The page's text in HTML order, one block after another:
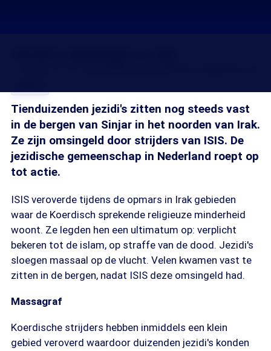
Tienduizenden jezidi's zitten nog steeds vast
in de bergen van Sinjar in het noorden van Irak.
Ze zijn omsingeld door strijders van ISIS. De
jezidische gemeenschap in Nederland roept op
tot actie.
ISIS veroverde tijdens de opmars in Irak gebieden
waar de Koerdisch sprekende religieuze minderheid
woont. Ze legden hen een ultimatum op: verplicht
bekeren tot de islam, op straffe van de dood. Jezidi's
sloegen massaal op de vlucht. Velen kwamen vast te
zitten in de bergen, nadat ISIS deze omsingeld had.
Massagraf
Koerdische strijders hebben inmiddels een klein
gebied veroverd waardoor duizenden jezidi's konden